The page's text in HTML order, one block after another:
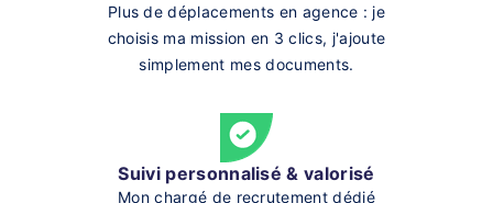
Plus de déplacements en agence : je
choisis ma mission en 3 clics, j'ajoute
simplement mes documents.
Suivi personnalisé & valorisé
Mon chargé de recrutement dédié